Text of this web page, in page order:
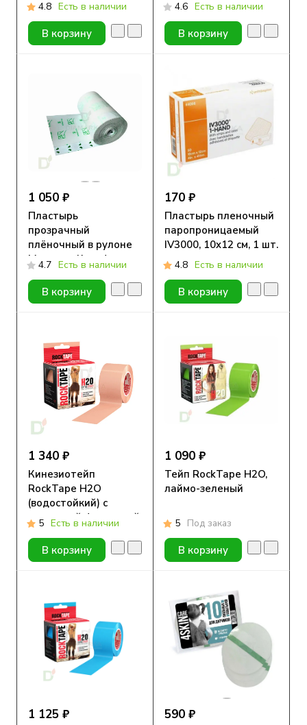
4.8 Есть в наличии
В корзину
с подушечкой, 6x7см
4.6 Есть в наличии
В корзину
1 050 ₽
Пластырь
прозрачный
плёночный в рулоне
Медитек Круофильм,
10см х 10м
4.7 Есть в наличии
В корзину
170 ₽
Пластырь пленочный
паропроницаемый
IV3000, 10x12 см, 1 шт.
4.8 Есть в наличии
В корзину
1 340 ₽
Кинезиотейп
RockTape H2O
(водостойкий) с
усиленной фиксацией
бежевый, 5 см х 5 м
5 Есть в наличии
В корзину
1 090 ₽
Тейп RockTape H2O,
лаймо-зеленый
5 Под заказ
В корзину
1 125 ₽ 590 ₽